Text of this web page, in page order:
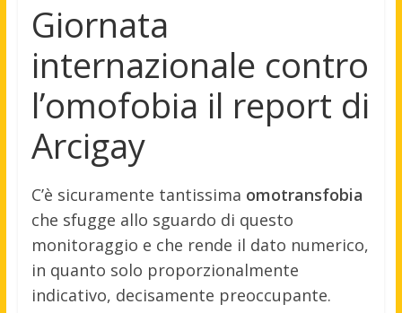
Giornata
internazionale contro
l’omofobia il report di
Arcigay
C’è sicuramente tantissima omotransfobia
che sfugge allo sguardo di questo
monitoraggio e che rende il dato numerico,
in quanto solo proporzionalmente
indicativo, decisamente preoccupante.